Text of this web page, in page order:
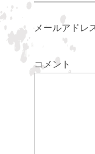
メールアドレ
コメント